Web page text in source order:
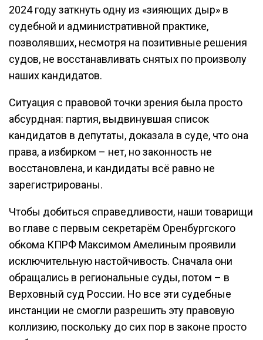
2024 году заткнуть одну из «зияющих дыр» в
судебной и административной практике,
позволявших, несмотря на позитивные решения
судов, не восстанавливать снятых по произволу
наших кандидатов.
Ситуация с правовой точки зрения была просто
абсурдная: партия, выдвинувшая список
кандидатов в депутаты, доказала в суде, что она
права, а избирком – нет, но законность не
восстановлена, и кандидаты всё равно не
зарегистрированы.
Чтобы добиться справедливости, наши товарищи
во главе с первым секретарём Оренбургского
обкома КПРФ Максимом Амелиным проявили
исключительную настойчивость. Сначала они
обращались в региональные суды, потом – в
Верховный суд России. Но все эти судебные
инстанции не смогли разрешить эту правовую
коллизию, поскольку до сих пор в законе просто